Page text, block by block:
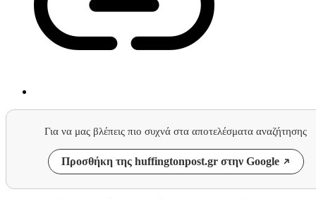
Για να μας βλέπεις πιο συχνά στα αποτελέσματα αναζήτησης
Προσθήκη της huffingtonpost.gr στην Google